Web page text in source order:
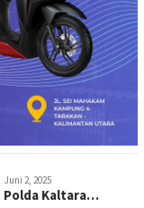
Juni 2, 2025
Polda Kaltara…